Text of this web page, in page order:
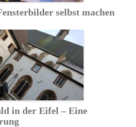
selbst machen
in der Eifel – Eine